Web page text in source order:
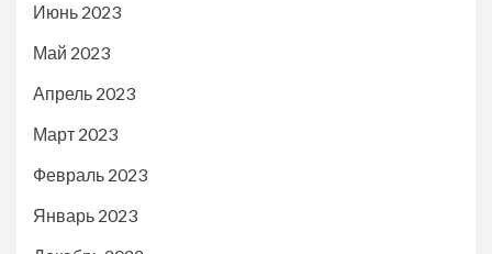
Июнь 2023
Май 2023
Апрель 2023
Март 2023
Февраль 2023
Январь 2023